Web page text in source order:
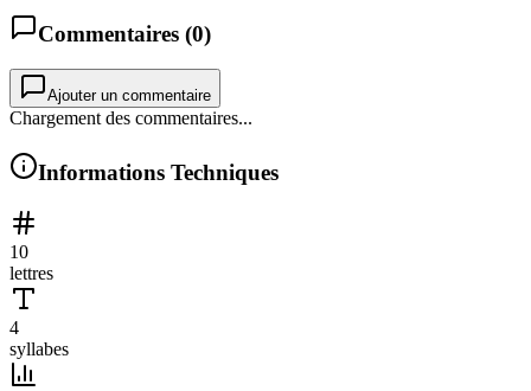
Commentaires (0)
Ajouter un commentaire
Chargement des commentaires...
Informations Techniques
10
lettres
4
syllabes